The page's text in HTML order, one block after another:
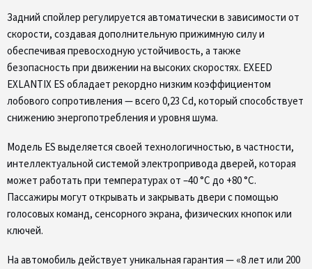
Задний спойлер регулируется автоматически в зависимости от
скорости, создавая дополнительную прижимную силу и
обеспечивая превосходную устойчивость, а также
безопасность при движении на высоких скоростях. EXEED
EXLANTIX ES обладает рекордно низким коэффициентом
лобового сопротивления — всего 0,23 Cd, который способствует
снижению энергопотребления и уровня шума.
Модель ES выделяется своей технологичностью, в частности,
интеллектуальной системой электропривода дверей, которая
может работать при температурах от –40 °C до +80 °C.
Пассажиры могут открывать и закрывать двери с помощью
голосовых команд, сенсорного экрана, физических кнопок или
ключей.
На автомобиль действует уникальная гарантия — «8 лет или 200